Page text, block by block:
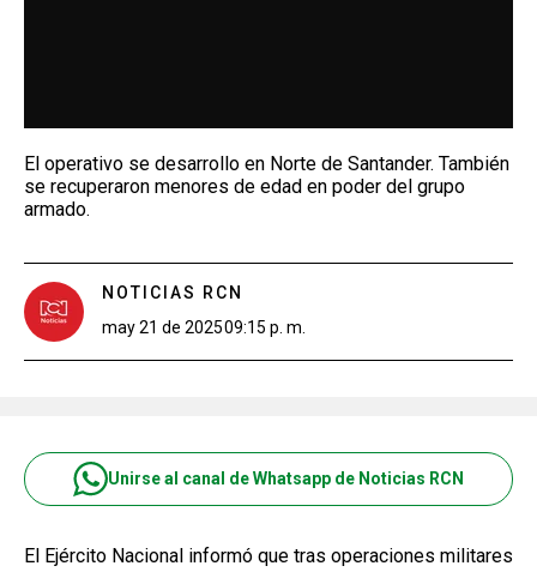
El operativo se desarrollo en Norte de Santander. También
se recuperaron menores de edad en poder del grupo
armado.
NOTICIAS RCN
may 21 de 202509:15 p. m.
Unirse al canal de Whatsapp de Noticias RCN
El Ejército Nacional informó que tras operaciones militares